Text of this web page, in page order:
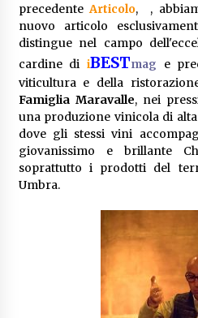
precedenteArticolo, ,
nuovo articolo
distingue nel campo
cardine di iBESTmag e
viticultura e della
Famiglia Maravalle, nei
una produzione vinicola di
dove gli stessi vini
giovanissimo e brillante
soprattutto i prodotti del
Umbra.